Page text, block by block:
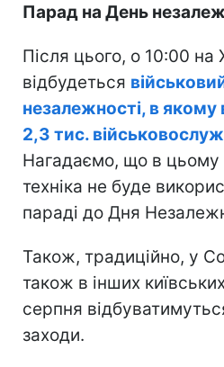
Парад на День
Після цього, о 10:00 на
відбудеться
незалежності, в якому
2,3 тис.
Нагадаємо, що в цьому
техніка не буде
параді до Дня
Також, традиційно, у
також в інших
серпня
заходи.